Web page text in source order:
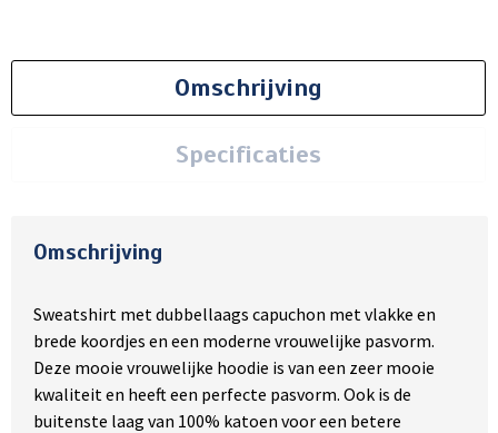
Omschrijving
Specificaties
Omschrijving
Sweatshirt met dubbellaags capuchon met vlakke en
brede koordjes en een moderne vrouwelijke pasvorm.
Deze mooie vrouwelijke hoodie is van een zeer mooie
kwaliteit en heeft een perfecte pasvorm. Ook is de
buitenste laag van 100% katoen voor een betere